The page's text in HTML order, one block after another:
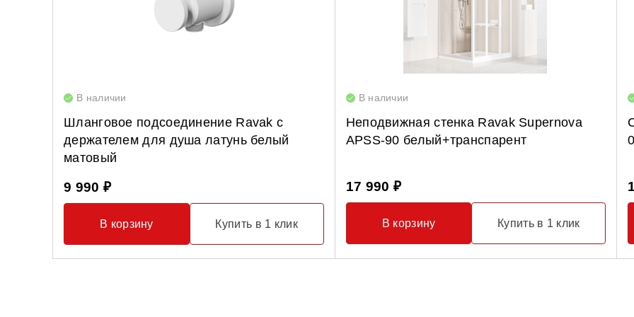
В наличии
Шланговое подсоединение Ravak с
держателем для душа латунь белый
матовый
9 990 ₽
В корзину Купить в 1 клик
В наличии
Неподвижная стенка Ravak Supernova
APSS-90 белый+транспарент
17 990 ₽
В корзину Купить в 1 клик